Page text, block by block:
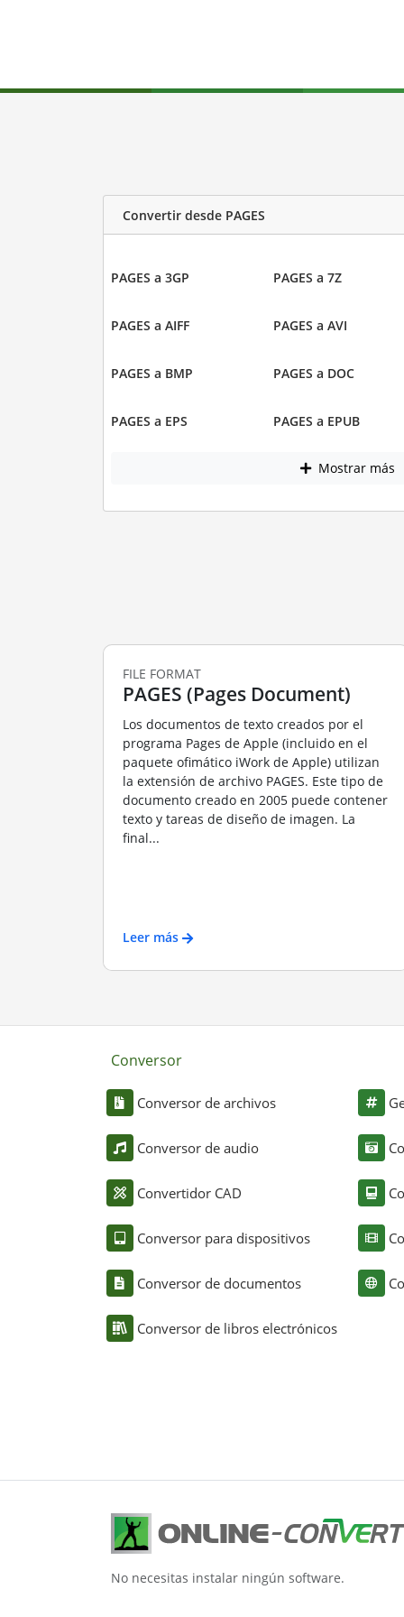
Convertir desde PAGES
PAGES a 3GP PAGES a 7Z
PAGES a AIFF PAGES a AVI
PAGES a BMP PAGES a DOC
PAGES a EPS PAGES a EPUB
Mostrar más
FILE FORMAT
PAGES (Pages Document)
Los documentos de texto creados por el
programa Pages de Apple (incluido en el
paquete ofimático iWork de Apple) utilizan
la extensión de archivo PAGES. Este tipo de
documento creado en 2005 puede contener
texto y tareas de diseño de imagen. La
final...
Leer más
Conversor
Conversor de archivos
Conversor de audio
Convertidor CAD
Conversor para dispositivos
Conversor de documentos
Conversor de libros electrónicos
No necesitas instalar ningún software.